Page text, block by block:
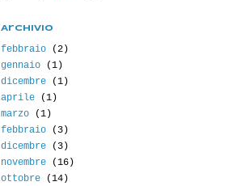
Archivio
febbraio (2)
gennaio (1)
dicembre (1)
aprile (1)
marzo (1)
febbraio (3)
dicembre (3)
novembre (16)
ottobre (14)